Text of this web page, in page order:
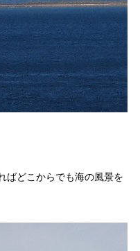
ばどこからでも海の風景を